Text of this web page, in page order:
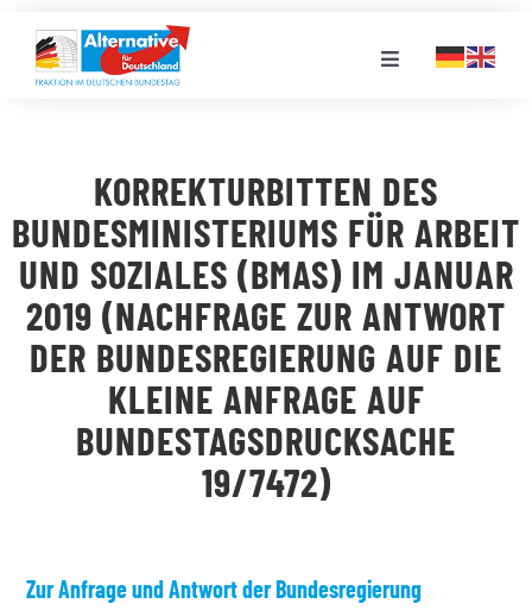
Inhalt
springen
Toggle
LANDESGRUPPEN
VERANSTALTUNGEN
PRESSE
STELLENPORTAL
KORREKTURBITTEN DES
BUNDESMINISTERIUMS FÜR ARBEIT
UND SOZIALES (BMAS) IM JANUAR
2019 (NACHFRAGE ZUR ANTWORT
DER BUNDESREGIERUNG AUF DIE
KLEINE ANFRAGE AUF
BUNDESTAGSDRUCKSACHE
19/7472)
Zur Anfrage und Antwort der Bundesregierung